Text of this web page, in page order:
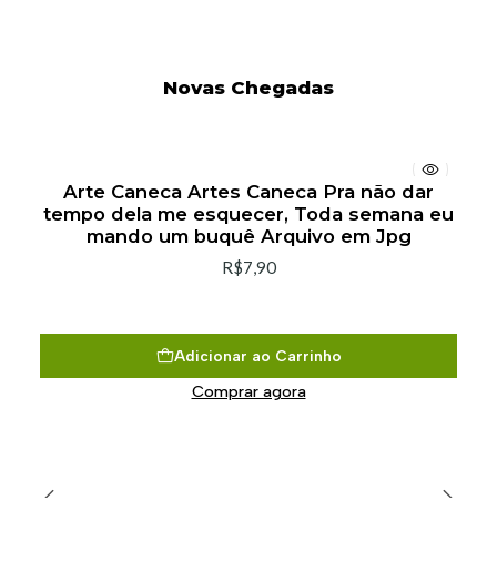
Novas Chegadas
Arte Caneca Artes Caneca Pra não dar
tempo dela me esquecer, Toda semana eu
mando um buquê Arquivo em Jpg
R$7,90
Adicionar ao Carrinho
Comprar agora